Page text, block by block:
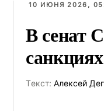
10 ИЮНЯ 2026,
В сенат
Tекст: Алексей